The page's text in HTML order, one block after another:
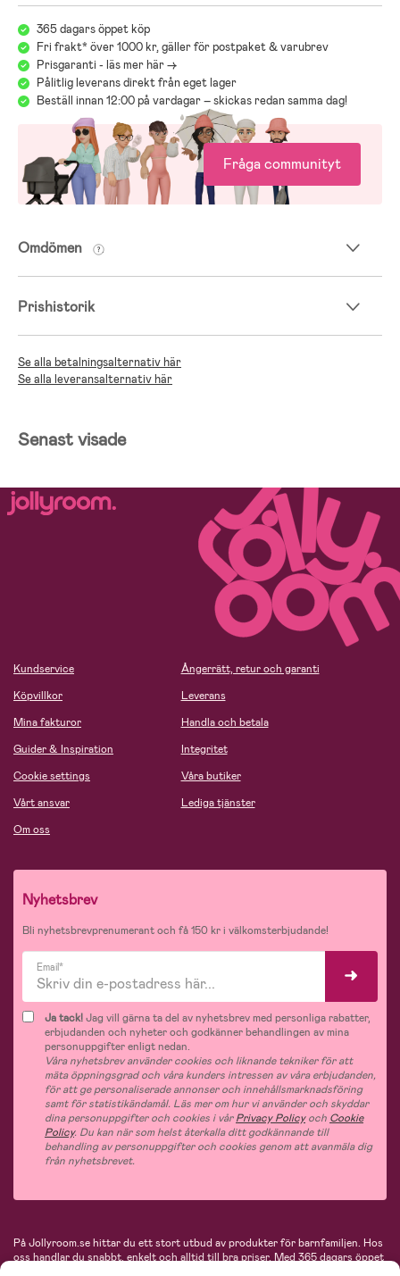
365 dagars öppet köp
Fri frakt* över 1000 kr, gäller för postpaket & varubrev
Prisgaranti - läs mer här ->
Pålitlig leverans direkt från eget lager
Beställ innan 12:00 på vardagar – skickas redan samma dag!
Fråga communityt
Omdömen
Prishistorik
Se alla betalningsalternativ här
Se alla leveransalternativ här
Senast visade
Kundservice
Köpvillkor
Mina fakturor
Guider & Inspiration
Cookie settings
Vårt ansvar
Om oss
Ångerrätt, retur och garanti
Leverans
Handla och betala
Integritet
Våra butiker
Lediga tjänster
Nyhetsbrev
Bli nyhetsbrevprenumerant och få 150 kr i välkomsterbjudande!
Email*
Ja tack!Jag vill gärna ta del av nyhetsbrev med personliga rabatter,
erbjudanden och nyheter och godkänner behandlingen av mina
personuppgifter enligt nedan.
Våra nyhetsbrev använder cookies och liknande tekniker för att
mäta öppningsgrad och våra kunders intressen av våra erbjudanden,
för att ge personaliserade annonser och innehållsmarknadsföring
samt för statistikändamål. Läs mer om hur vi använder och skyddar
dina personuppgifter och cookies i vårPrivacy Policyoch Cookie
Policy. Du kan när som helst återkalla ditt godkännande till
behandling av personuppgifter och cookies genom att avanmäla dig
från nyhetsbrevet.
På Jollyroom.se hittar du ett stort utbud av produkter för barnfamiljen. Hos
oss handlar du snabbt, enkelt och alltid till bra priser. Med 365 dagars öppet